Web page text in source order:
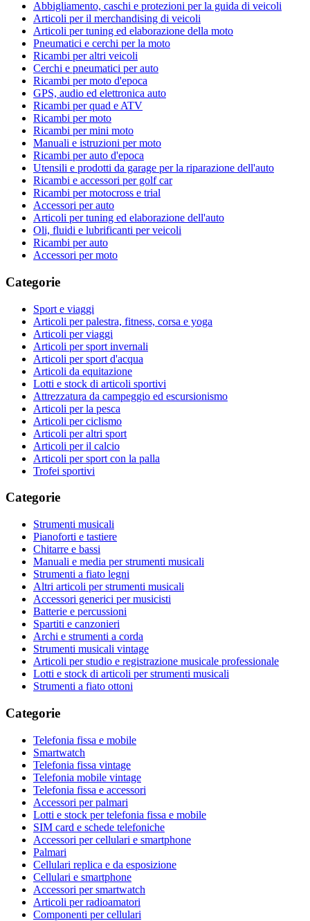
Abbigliamento, caschi e protezioni per la guida di veicoli
Articoli per il merchandising di veicoli
Articoli per tuning ed elaborazione della moto
Pneumatici e cerchi per la moto
Ricambi per altri veicoli
Cerchi e pneumatici per auto
Ricambi per moto d'epoca
GPS, audio ed elettronica auto
Ricambi per quad e ATV
Ricambi per moto
Ricambi per mini moto
Manuali e istruzioni per moto
Ricambi per auto d'epoca
Utensili e prodotti da garage per la riparazione dell'auto
Ricambi e accessori per golf car
Ricambi per motocross e trial
Accessori per auto
Articoli per tuning ed elaborazione dell'auto
Oli, fluidi e lubrificanti per veicoli
Ricambi per auto
Accessori per moto
Categorie
Sport e viaggi
Articoli per palestra, fitness, corsa e yoga
Articoli per viaggi
Articoli per sport invernali
Articoli per sport d'acqua
Articoli da equitazione
Lotti e stock di articoli sportivi
Attrezzatura da campeggio ed escursionismo
Articoli per la pesca
Articoli per ciclismo
Articoli per altri sport
Articoli per il calcio
Articoli per sport con la palla
Trofei sportivi
Categorie
Strumenti musicali
Pianoforti e tastiere
Chitarre e bassi
Manuali e media per strumenti musicali
Strumenti a fiato legni
Altri articoli per strumenti musicali
Accessori generici per musicisti
Batterie e percussioni
Spartiti e canzonieri
Archi e strumenti a corda
Strumenti musicali vintage
Articoli per studio e registrazione musicale professionale
Lotti e stock di articoli per strumenti musicali
Strumenti a fiato ottoni
Categorie
Telefonia fissa e mobile
Smartwatch
Telefonia fissa vintage
Telefonia mobile vintage
Telefonia fissa e accessori
Accessori per palmari
Lotti e stock per telefonia fissa e mobile
SIM card e schede telefoniche
Accessori per cellulari e smartphone
Palmari
Cellulari replica e da esposizione
Cellulari e smartphone
Accessori per smartwatch
Articoli per radioamatori
Componenti per cellulari